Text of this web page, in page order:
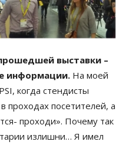
выставки –
информации. На моей
когда стендисты
проходах посетителей, а
проходи». Почему так
излишни… Я имел